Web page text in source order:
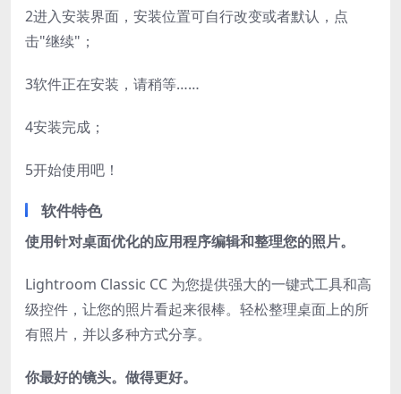
2进入安装界面，安装位置可自行改变或者默认，点
击"继续"；
3软件正在安装，请稍等……
4安装完成；
5开始使用吧！
软件特色
使用针对桌面优化的应用程序编辑和整理您的照片。
Lightroom Classic CC 为您提供强大的一键式工具和高
级控件，让您的照片看起来很棒。轻松整理桌面上的所
有照片，并以多种方式分享。
你最好的镜头。做得更好。